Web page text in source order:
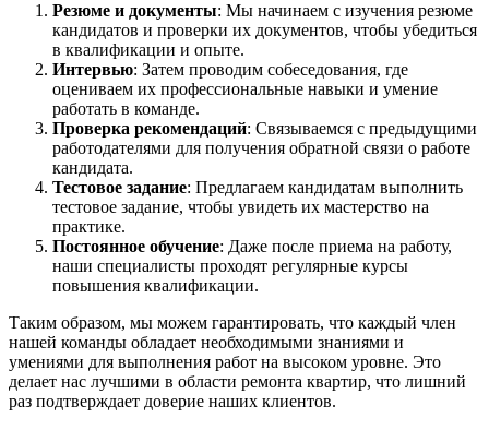
Резюме и документы: Мы начинаем с изучения резюме
кандидатов и проверки их документов, чтобы убедиться
в квалификации и опыте.
Интервью: Затем проводим собеседования, где
оцениваем их профессиональные навыки и умение
работать в команде.
Проверка рекомендаций: Связываемся с предыдущими
работодателями для получения обратной связи о работе
кандидата.
Тестовое задание: Предлагаем кандидатам выполнить
тестовое задание, чтобы увидеть их мастерство на
практике.
Постоянное обучение: Даже после приема на работу,
наши специалисты проходят регулярные курсы
повышения квалификации.
Таким образом, мы можем гарантировать, что каждый член
нашей команды обладает необходимыми знаниями и
умениями для выполнения работ на высоком уровне. Это
делает нас лучшими в области ремонта квартир, что лишний
раз подтверждает доверие наших клиентов.